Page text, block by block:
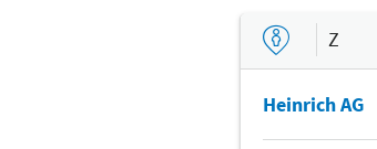
Z
Heinrich AG